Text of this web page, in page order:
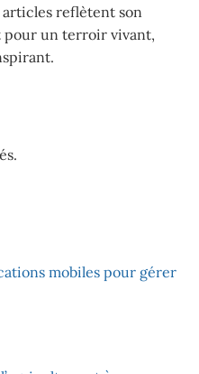
articles reflètent son
pour un terroir vivant,
mobiles pour gérer